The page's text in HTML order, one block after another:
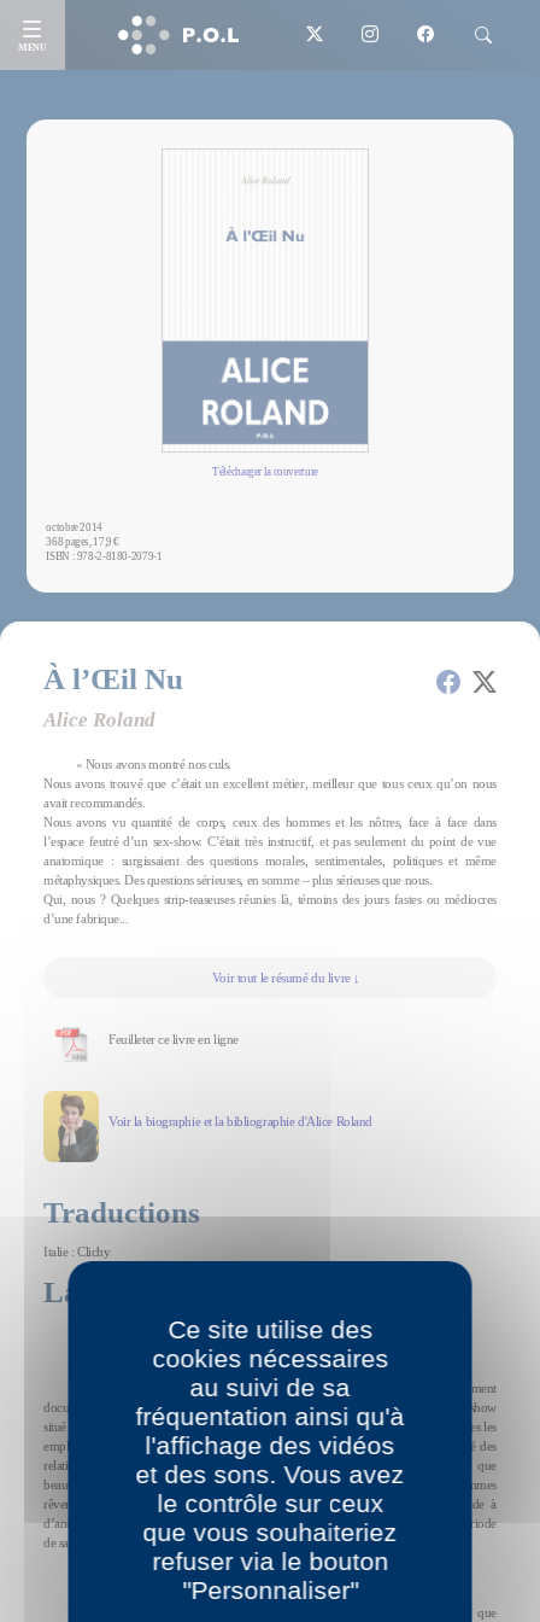
MENU
Télécharger la couverture
octobre 2014
368 pages, 17,9 €
ISBN : 978-2-8180-2079-1
À l’Œil Nu
Alice Roland
« Nous avons montré nos culs.
Nous avons trouvé que c’était un excellent métier, meilleur que tous ceux qu’on nous
avait recommandés.
Nous avons vu quantité de corps, ceux des hommes et les nôtres, face à face dans
l’espace feutré d’un sex-show. C’était très instructif, et pas seulement du point de vue
anatomique : surgissaient des questions morales, sentimentales, politiques et même
métaphysiques. Des questions sérieuses, en somme – plus sérieuses que nous.
Qui, nous ? Quelques strip-teaseuses réunies là, témoins des jours fastes ou médiocres
d’une fabrique...
Voir tout le résumé du livre ↓
Feuilleter ce livre en ligne
Voir la biographie et la bibliographie d'Alice Roland
Traductions
Italie : Clichy
La presse
Le sex-show retrouvé
Viviana Boudu avait choisi de considérer son travail sous un angle purement
documentaire (sous le nom de Vénus, elle était strip-teaseuse à L’OEil nu, un sex-show
situé à la périphérie, coincé entre deux bâtiments abritant des bureaux). Comme toutes les
employées, pour permettre à des hommes de se masturber, elle a dansé seule, mimé des
relations lesbiennes, exhibé ses orifices, joué les mères Fouettard. Elle a fait " ce que
beaucoup de femmes rêvent de faire tout en le détestant et que beaucoup d’hommes
rêvent de voir tout en le méprisant ". Quelques années plus tard, elle demande à
d’anciennes collègues un témoignage sur la manière dont chacune a vécu cette période
de sa vie, ce qu’y a représenté le sex-show.
Voilà la fiction proposée par Alice Roland dans un roman aussi intelligent que
Ce site utilise des
cookies nécessaires
au suivi de sa
fréquentation ainsi qu'à
l'affichage des vidéos
et des sons. Vous avez
le contrôle sur ceux
que vous souhaiteriez
refuser via le bouton
"Personnaliser"